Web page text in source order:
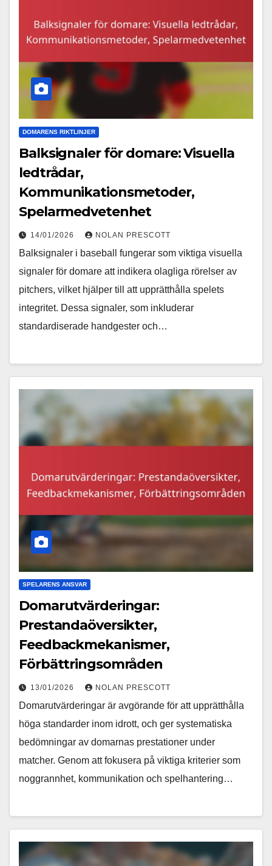
DOMARENS RIKTLINJER
Balksignaler för domare: Visuella
ledtrådar,
Kommunikationsmetoder,
Spelarmedvetenhet
14/01/2026 NOLAN PRESCOTT
Balksignaler i baseball fungerar som viktiga visuella
signaler för domare att indikera olagliga rörelser av
pitchers, vilket hjälper till att upprätthålla spelets
integritet. Dessa signaler, som inkluderar
standardiserade handgester och…
SPELARENS ANSVAR
Domarutvärderingar:
Prestandaöversikter,
Feedbackmekanismer,
Förbättringsområden
13/01/2026 NOLAN PRESCOTT
Domarutvärderingar är avgörande för att upprätthålla
höga standarder inom idrott, och ger systematiska
bedömningar av domarnas prestationer under
matcher. Genom att fokusera på viktiga kriterier som
noggrannhet, kommunikation och spelhantering…